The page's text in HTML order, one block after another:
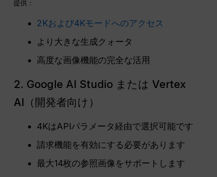
提供：
2Kおよび4Kモードへのアクセス
より大きな生成クォータ
高度な画像機能の完全な活用
2. Google AI Studio または Vertex
AI（開発者向け）
4KはAPIパラメータ経由で選択可能です
請求機能を有効にする必要があります
最大14枚の参照画像をサポートします